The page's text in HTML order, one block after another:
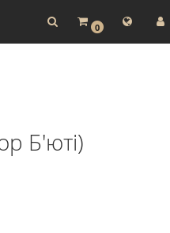
0
Б'юті)